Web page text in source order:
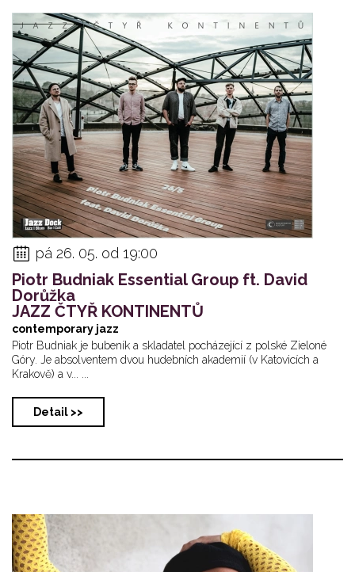
pá 26. 05. od 19:00
Piotr Budniak Essential Group ft. David
Dorůžka
JAZZ ČTYŘ KONTINENTŮ
contemporary jazz
Piotr Budniak je bubeník a skladatel pocházející z polské Zieloné
Góry. Je absolventem dvou hudebních akademií (v Katovicích a
Krakově) a v... ...
Detail >>